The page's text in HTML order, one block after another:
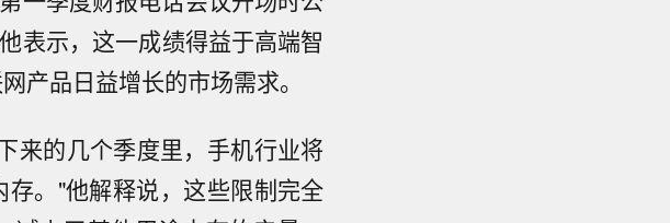
表示，这一成绩得益于高端智
产品日益增长的市场需求。
来的几个季度里，手机行业将
。"他解释说，这些限制完全